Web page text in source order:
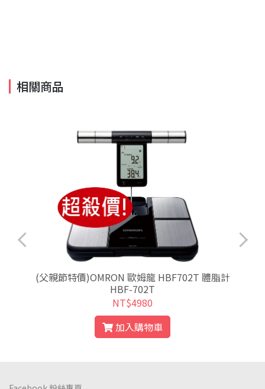
相關商品
(父親節特價)OMRON 歐姆龍 HBF702T 體脂計
HBF-702T
NT$4980
加入購物車